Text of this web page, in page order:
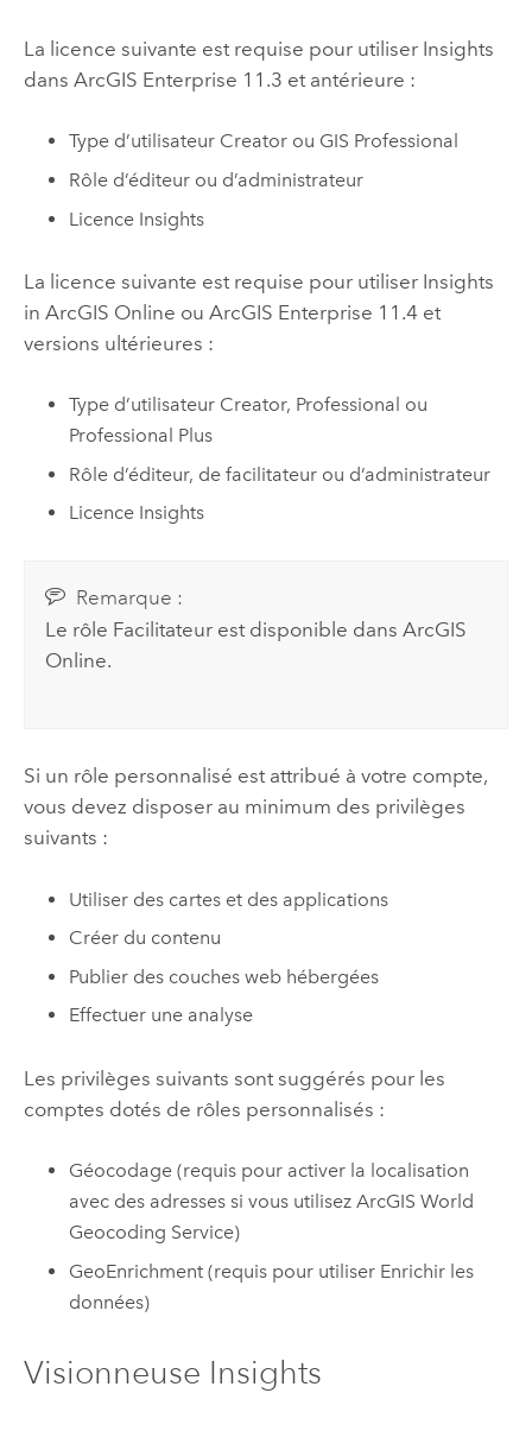
La licence suivante est requise pour utiliser Insights
dans ArcGIS Enterprise 11.3 et antérieure :
Type d’utilisateur Creator ou GIS Professional
Rôle d’éditeur ou d’administrateur
Licence Insights
La licence suivante est requise pour utiliser Insights
in ArcGIS Online ou ArcGIS Enterprise 11.4 et
versions ultérieures :
Type d’utilisateur Creator, Professional ou
Professional Plus
Rôle d’éditeur, de facilitateur ou d’administrateur
Licence Insights
Remarque :
Le rôle Facilitateur est disponible dansArcGIS
Online.
Si un rôle personnalisé est attribué à votre compte,
vous devez disposer au minimum des privilèges
suivants :
Utiliser des cartes et des applications
Créer du contenu
Publier des couches web hébergées
Effectuer une analyse
Les privilèges suivants sont suggérés pour les
comptes dotés de rôles personnalisés :
Géocodage (requis pour activer la localisation
avec des adresses si vous utilisezArcGIS World
Geocoding Service)
GeoEnrichment (requis pour utiliser Enrichir les
données)
Visionneuse Insights